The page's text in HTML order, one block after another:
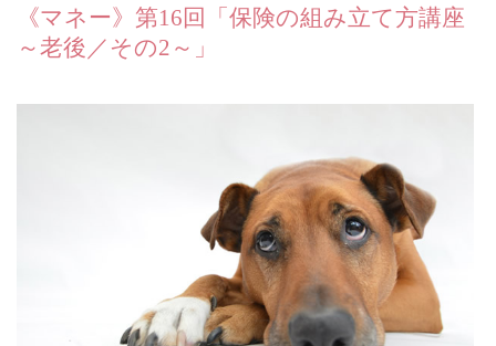
《マネー》第16回「保険の組み立て方講座
～老後／その2～」